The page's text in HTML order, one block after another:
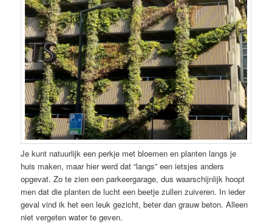
Je kunt natuurlijk een perkje met bloemen en planten langs je
huis maken, maar hier werd dat “langs” een ietsjes anders
opgevat. Zo te zien een parkeergarage, dus waarschijnlijk hoopt
men dat die planten de lucht een beetje zullen zuiveren. In ieder
geval vind ik het een leuk gezicht, beter dan grauw beton. Alleen
niet vergeten water te geven.